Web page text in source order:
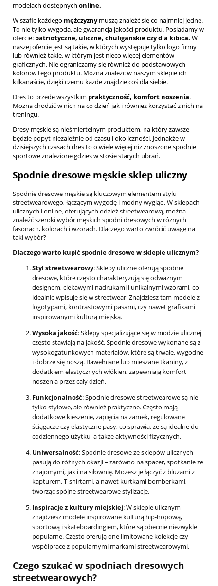
modelach dostępnych online.
W szafie każdego mężczyznymuszą znaleźć się co najmniej jedne.
To nie tylko wygoda, ale gwarancja jakości produktu. Posiadamy w
ofercie: patriotyczne, uliczne, chuligańskie czy dla kibica. W
naszej ofercie jest są takie, w których występuje tylko logo firmy
lub również takie, w którym jest nieco więcej elementów
graficznych. Nie ograniczamy się również do podstawowych
kolorów tego produktu. Można znaleźć w naszym sklepie ich
kilkanaście, dzięki czemu każde znajdzie coś dla siebie.
Dres to przede wszystkim praktyczność, komfort noszenia.
Można chodzić w nich na co dzień jak i również korzystać z nich na
treningu.
Dresy męskie są nieśmiertelnym produktem, na który zawsze
będzie popyt niezależnie od czasu i okoliczności. Jednakże w
dzisiejszych czasach dres to o wiele więcej niż znoszone spodnie
sportowe znalezione gdzieś w stosie starych ubrań.
Spodnie dresowe męskie sklep uliczny
Spodnie dresowe męskie są kluczowym elementem stylu
streetwearowego, łączącym wygodę i modny wygląd. W sklepach
ulicznych i online, oferujących odzież streetwearową, można
znaleźć szeroki wybór męskich spodni dresowych w różnych
fasonach, kolorach i wzorach. Dlaczego warto zwrócić uwagę na
taki wybór?
Dlaczego warto kupić spodnie dresowe w sklepie ulicznym?
Styl streetwearowy: Sklepy uliczne oferują spodnie
dresowe, które często charakteryzują się odważnym
designem, ciekawymi nadrukami i unikalnymi wzorami, co
idealnie wpisuje się w streetwear. Znajdziesz tam modele z
logotypami, kontrastowymi pasami, czy nawet grafikami
inspirowanymi kulturą miejską.
Wysoka jakość: Sklepy specjalizujące się w modzie ulicznej
często stawiają na jakość. Spodnie dresowe wykonane są z
wysokogatunkowych materiałów, które są trwałe, wygodne
i dobrze się noszą. Bawełniane lub mieszane tkaniny, z
dodatkiem elastycznych włókien, zapewniają komfort
noszenia przez cały dzień.
Funkcjonalność: Spodnie dresowe streetwearowe są nie
tylko stylowe, ale również praktyczne. Często mają
dodatkowe kieszenie, zapięcia na zamek, regulowane
ściągacze czy elastyczne pasy, co sprawia, że są idealne do
codziennego użytku, a także aktywności fizycznych.
Uniwersalność: Spodnie dresowe ze sklepów ulicznych
pasują do różnych okazji – zarówno na spacer, spotkanie ze
znajomymi, jak i na siłownię. Możesz je łączyć z bluzami z
kapturem, T-shirtami, a nawet kurtkami bomberkami,
tworząc spójne streetwearowe stylizacje.
Inspiracje z kultury miejskiej: W sklepie ulicznym
znajdziesz modele inspirowane kulturą hip-hopową,
sportową i skateboardingiem, które są obecnie niezwykle
popularne. Często oferują one limitowane kolekcje czy
współprace z popularnymi markami streetwearowymi.
Czego szukać w spodniach dresowych
streetwearowych?